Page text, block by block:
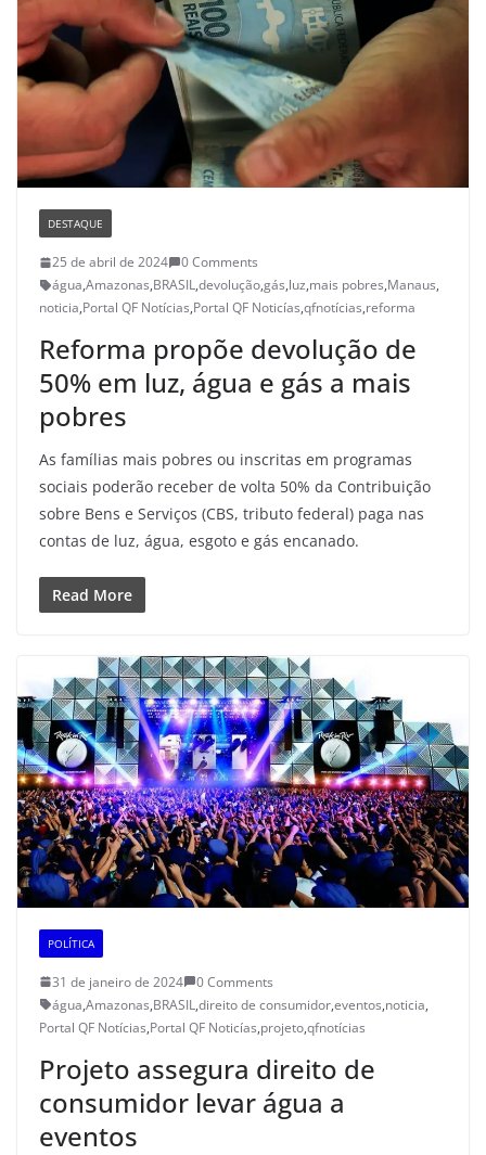
DESTAQUE
25 de abril de 2024
0 Comments
água,Amazonas,BRASIL,devolução,gás,luz,mais pobres,Manaus,
noticia,Portal QF Notícias,Portal QF Noticías,qfnotícias,reforma
Reforma propõe devolução de
50% em luz, água e gás a mais
pobres
As famílias mais pobres ou inscritas em programas
sociais poderão receber de volta 50% da Contribuição
sobre Bens e Serviços (CBS, tributo federal) paga nas
contas de luz, água, esgoto e gás encanado.
Read More
POLÍTICA
31 de janeiro de 2024
0 Comments
água,Amazonas,BRASIL,direito de consumidor,eventos,noticia,
Portal QF Notícias,Portal QF Noticías,projeto,qfnotícias
Projeto assegura direito de
consumidor levar água a
eventos